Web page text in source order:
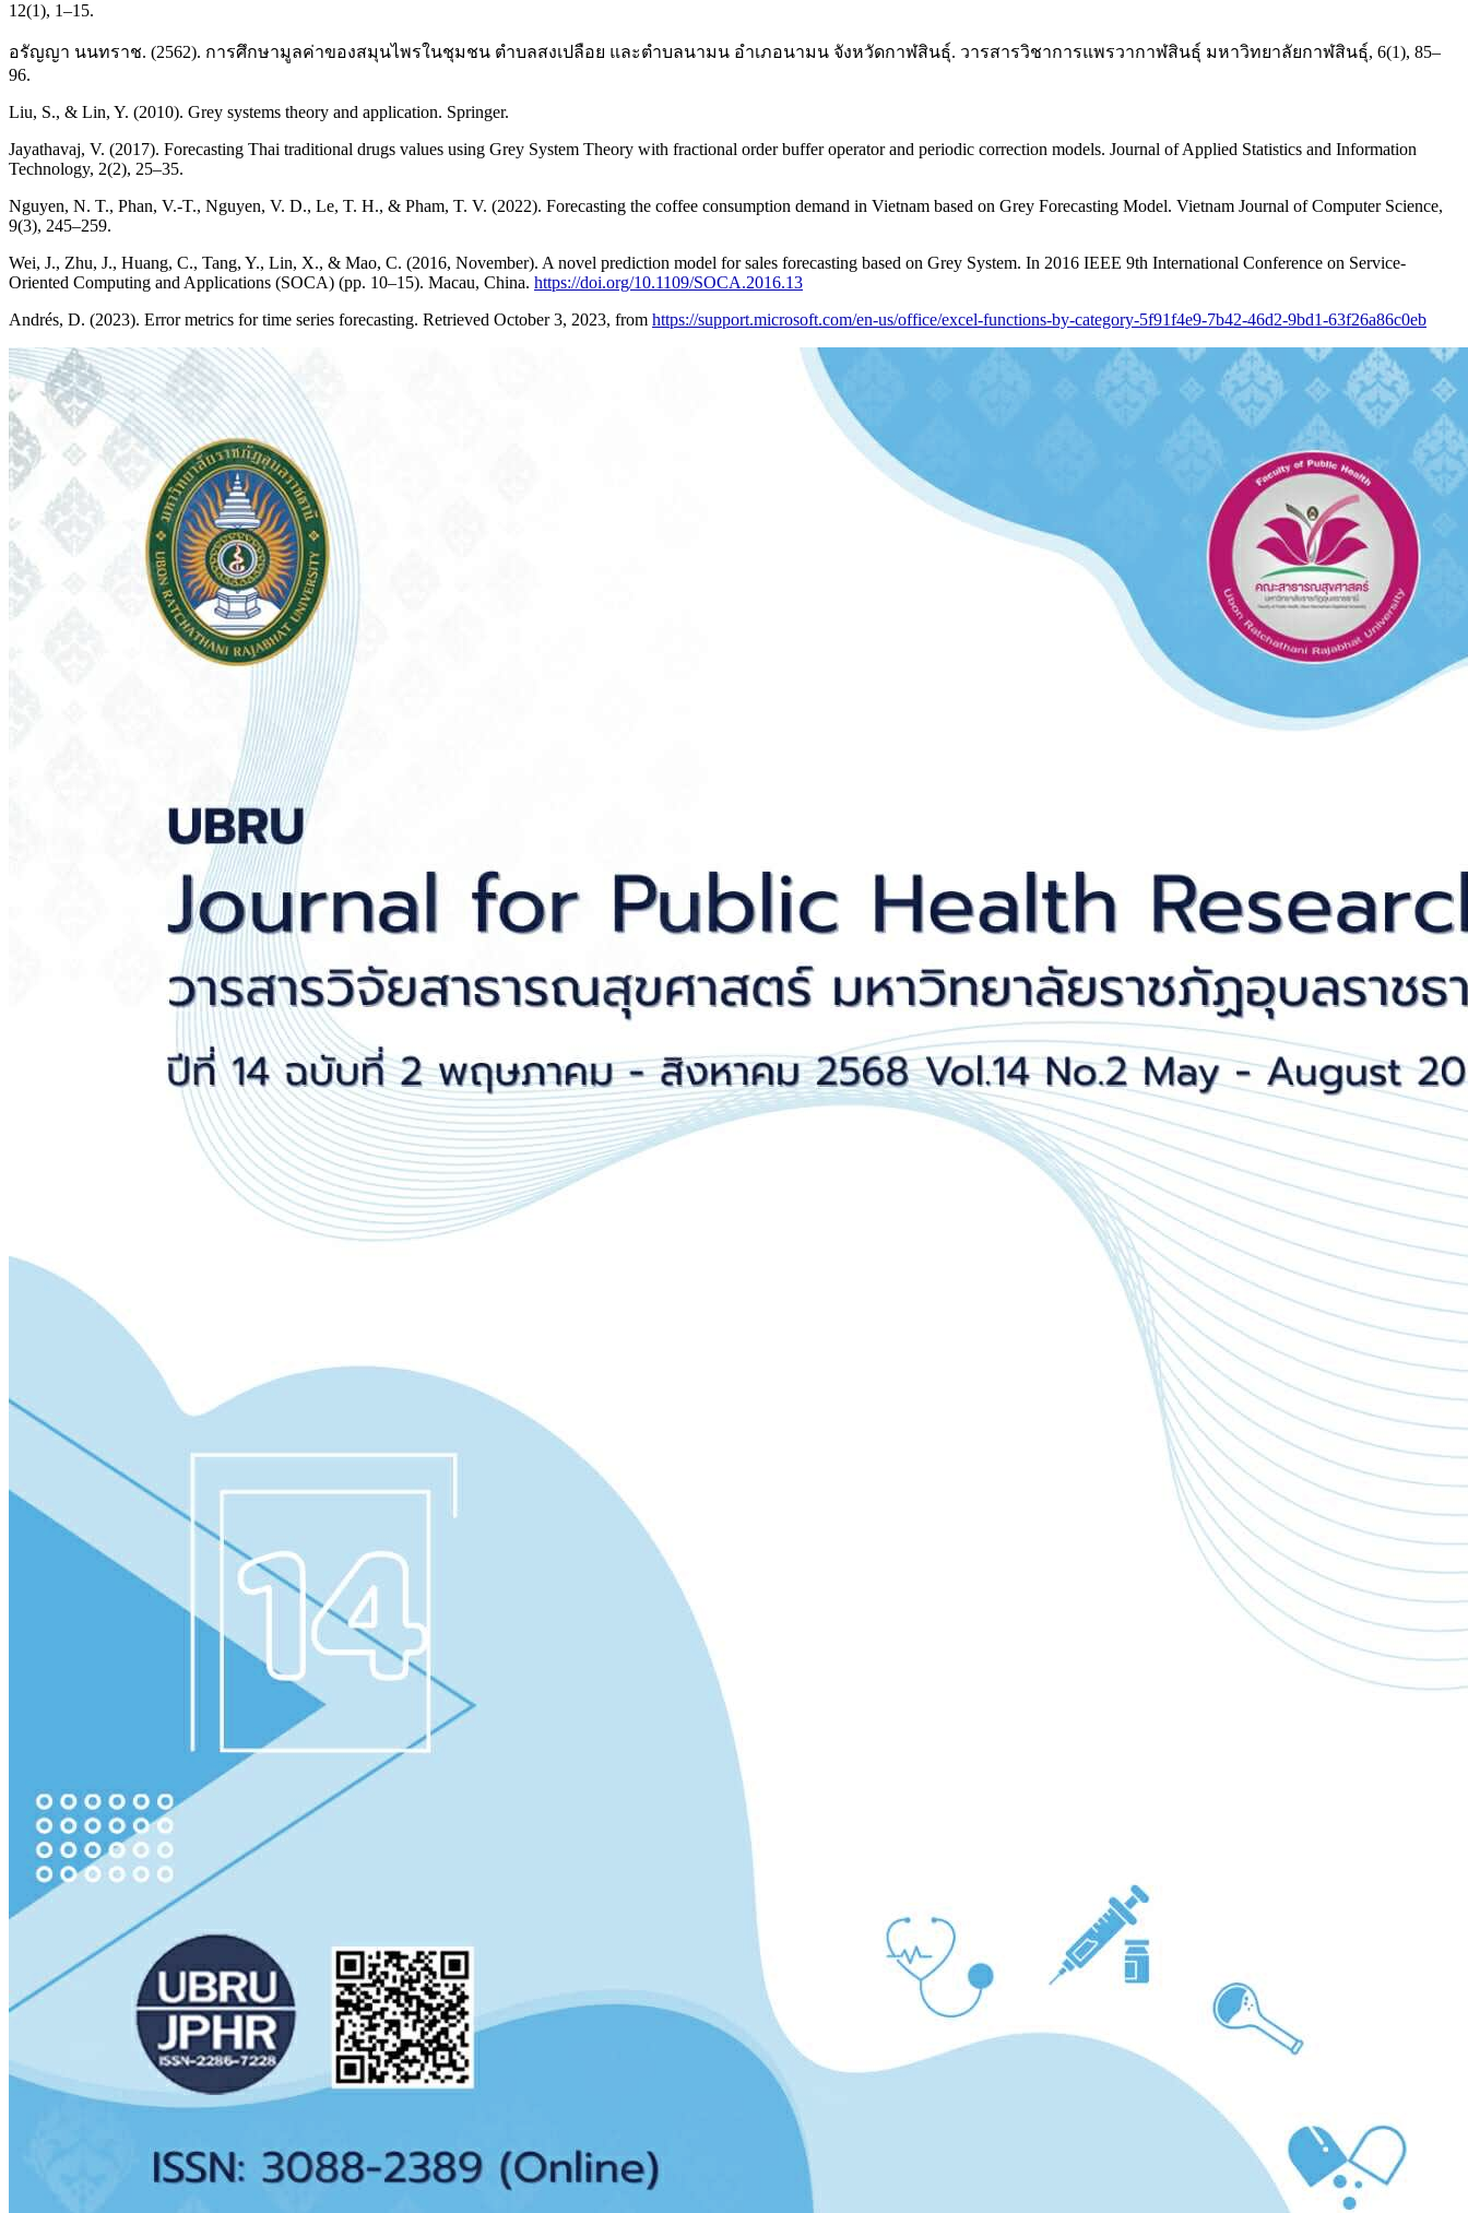
12(1), 1–15.
อรัญญา นนทราช. (2562). การศึกษามูลค่าของสมุนไพรในชุมชน ตำบลสงเปลือย และตำบลนามน อำเภอนามน จังหวัดกาฬสินธุ์. วารสารวิชาการแพรวากาฬสินธุ์ มหาวิทยาลัยกาฬสินธุ์, 6(1), 85–
96.
Liu, S., & Lin, Y. (2010). Grey systems theory and application. Springer.
Jayathavaj, V. (2017). Forecasting Thai traditional drugs values using Grey System Theory with fractional order buffer operator and periodic correction models. Journal of Applied Statistics and Information
Technology, 2(2), 25–35.
Nguyen, N. T., Phan, V.-T., Nguyen, V. D., Le, T. H., & Pham, T. V. (2022). Forecasting the coffee consumption demand in Vietnam based on Grey Forecasting Model. Vietnam Journal of Computer Science,
9(3), 245–259.
Wei, J., Zhu, J., Huang, C., Tang, Y., Lin, X., & Mao, C. (2016, November). A novel prediction model for sales forecasting based on Grey System. In 2016 IEEE 9th International Conference on Service-
Oriented Computing and Applications (SOCA) (pp. 10–15). Macau, China. https://doi.org/10.1109/SOCA.2016.13
Andrés, D. (2023). Error metrics for time series forecasting. Retrieved October 3, 2023, from https://support.microsoft.com/en-us/office/excel-functions-by-category-5f91f4e9-7b42-46d2-9bd1-63f26a86c0eb